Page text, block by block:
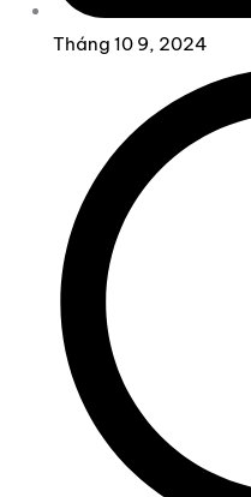
Tháng 10 9, 2024